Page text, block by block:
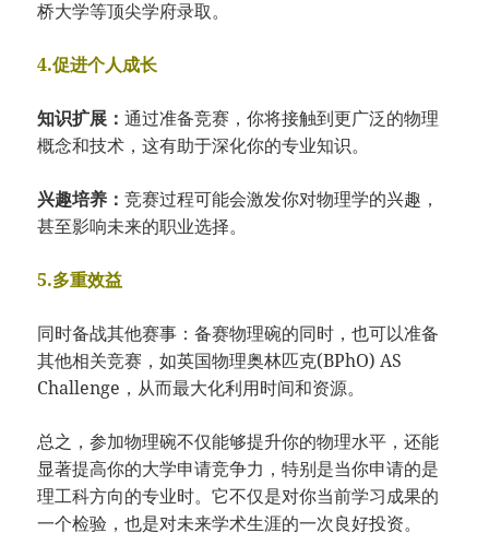
桥大学等顶尖学府录取。
4.促进个人成长
知识扩展：通过准备竞赛，你将接触到更广泛的物理
概念和技术，这有助于深化你的专业知识。
兴趣培养：竞赛过程可能会激发你对物理学的兴趣，
甚至影响未来的职业选择。
5.多重效益
同时备战其他赛事：备赛物理碗的同时，也可以准备
其他相关竞赛，如英国物理奥林匹克(BPhO) AS
Challenge，从而最大化利用时间和资源。
总之，参加物理碗不仅能够提升你的物理水平，还能
显著提高你的大学申请竞争力，特别是当你申请的是
理工科方向的专业时。它不仅是对你当前学习成果的
一个检验，也是对未来学术生涯的一次良好投资。